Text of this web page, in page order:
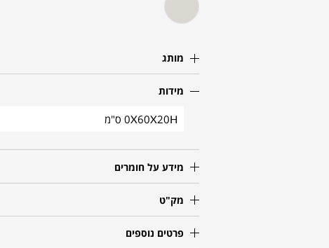
מותג
מידות
0X60X20H ס"מ
מידע על חומרים
מק"ט
פרטים נוספים